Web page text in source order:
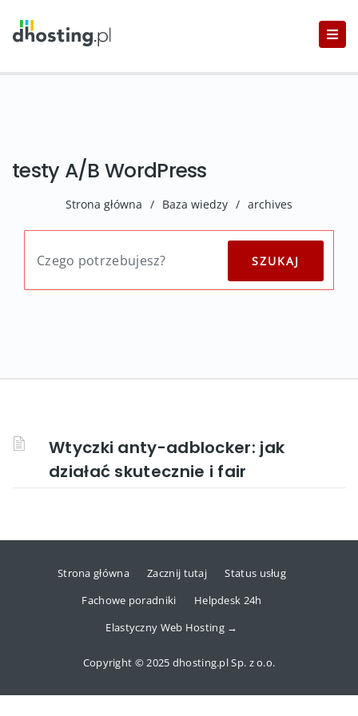
testy A/B WordPress
Strona główna / Baza wiedzy / archives
Wtyczki anty-adblocker: jak
działać skutecznie i fair
Strona główna Zacznij tutaj
Status usług
Fachowe poradniki
Helpdesk 24h
Elastyczny Web Hosting →
Copyright © 2025 dhosting.pl Sp. z o.o.